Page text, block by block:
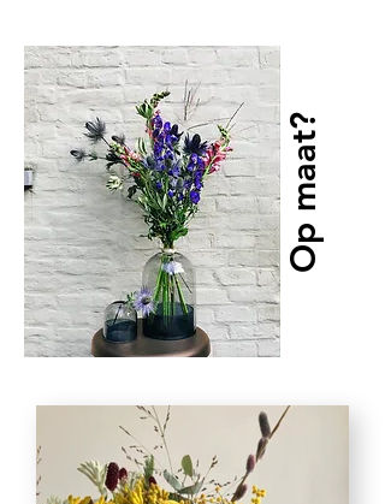
Op maat?